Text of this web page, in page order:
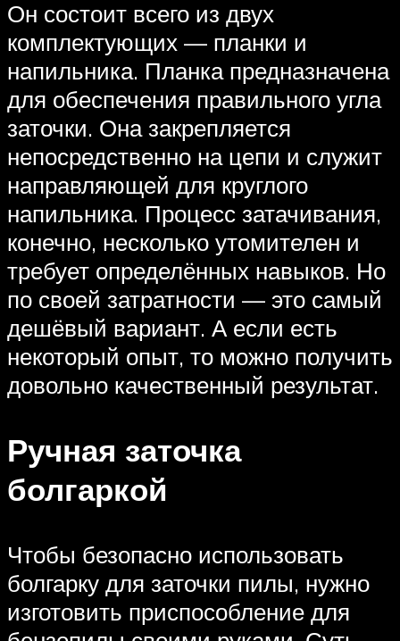
Он состоит всего из двух
комплектующих — планки и
напильника. Планка предназначена
для обеспечения правильного угла
заточки. Она закрепляется
непосредственно на цепи и служит
направляющей для круглого
напильника. Процесс затачивания,
конечно, несколько утомителен и
требует определённых навыков. Но
по своей затратности — это самый
дешёвый вариант. А если есть
некоторый опыт, то можно получить
довольно качественный результат.
Ручная заточка
болгаркой
Чтобы безопасно использовать
болгарку для заточки пилы, нужно
изготовить приспособление для